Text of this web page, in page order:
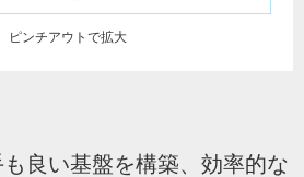
ピンチアウトで拡大
良い基盤を構築、効率的な